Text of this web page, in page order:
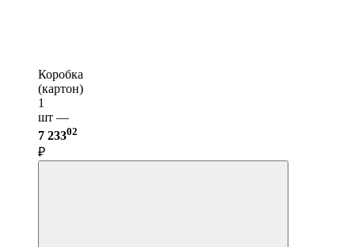
Коробка
(картон)
1
шт —
7 23302
₽